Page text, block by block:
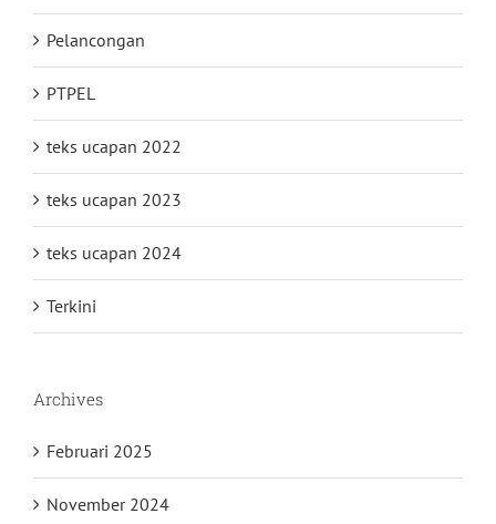
Pelancongan
PTPEL
teks ucapan 2022
teks ucapan 2023
teks ucapan 2024
Terkini
Archives
Februari 2025
November 2024